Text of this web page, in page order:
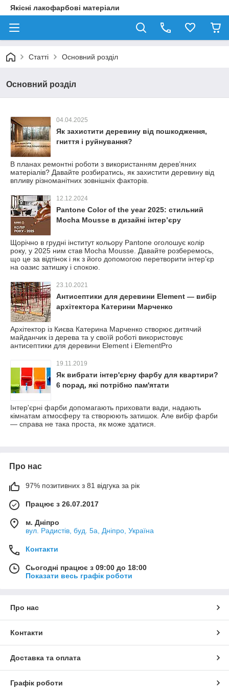
Якісні лакофарбові матеріали
Статті Основний розділ
Основний розділ
04.04.2025
Як захистити деревину від пошкодження,
гниття і руйнування?
В планах ремонтні роботи з використанням дерев’яних
матеріалів? Давайте розбиратись, як захистити деревину від
впливу різноманітних зовнішніх факторів.
12.12.2024
Pantone Color of the year 2025: стильний
Mocha Mousse в дизайні інтер’єру
Щорічно в грудні інститут кольору Pantone оголошує колір
року, у 2025 ним став Mocha Mousse. Давайте розберемось,
що це за відтінок і як з його допомогою перетворити інтер’єр
на оазис затишку і спокою.
23.10.2021
Антисептики для деревини Element — вибір
архітектора Катерини Марченко
Архітектор із Києва Катерина Марченко створює дитячий
майданчик із дерева та у своїй роботі використовує
антисептики для деревини Element і ElementPro
19.11.2019
Як вибрати інтер'єрну фарбу для квартири?
6 порад, які потрібно пам'ятати
Інтер'єрні фарби допомагають приховати вади, надають
кімнатам атмосферу та створюють затишок. Але вибір фарби
— справа не така проста, як може здатися.
Про нас
97% позитивних з 81 відгука за рік
Працює з 26.07.2017
м. Дніпро
вул. Радистів, буд. 5а, Дніпро, Україна
Контакти
Сьогодні працює з 09:00 до 18:00
Показати весь графік роботи
Про нас
Контакти
Доставка та оплата
Графік роботи